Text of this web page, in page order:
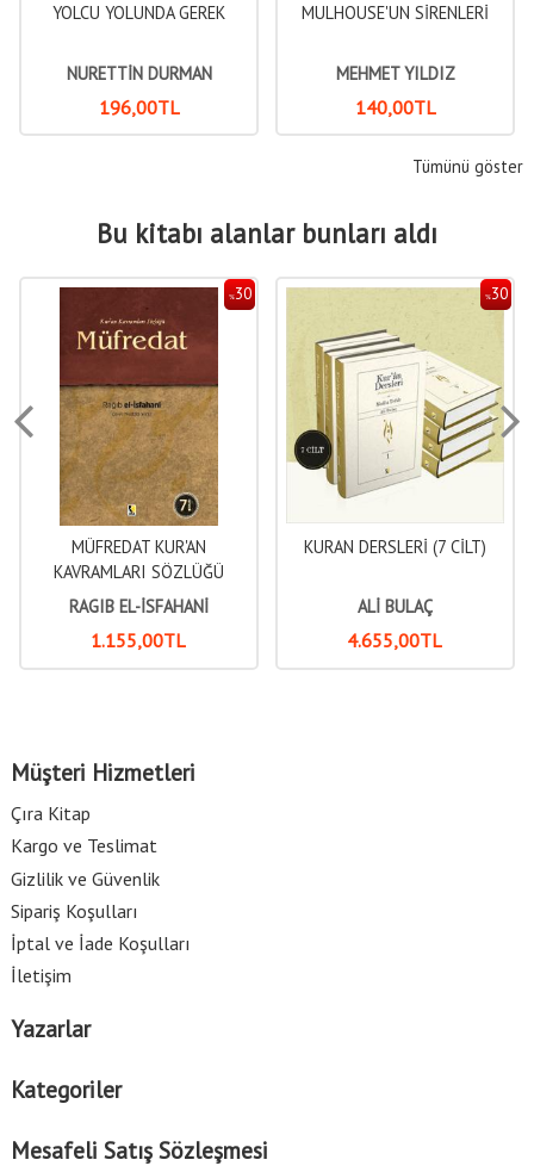
YOLCU YOLUNDA GEREK
NURETTİN DURMAN
196,00TL
MULHOUSE'UN SİRENLERİ
MEHMET YILDIZ
140,00TL
Tümünü göster
Bu kitabı alanlar bunları aldı
%30
MÜFREDAT KUR'AN
KAVRAMLARI SÖZLÜĞÜ
RAGIB EL-İSFAHANİ
1.155,00TL
%30
KURAN DERSLERİ (7 CİLT)
ALİ BULAÇ
4.655,00TL
Müşteri Hizmetleri
Çıra Kitap
Kargo ve Teslimat
Gizlilik ve Güvenlik
Sipariş Koşulları
İptal ve İade Koşulları
İletişim
Yazarlar
Kategoriler
Mesafeli Satış Sözleşmesi